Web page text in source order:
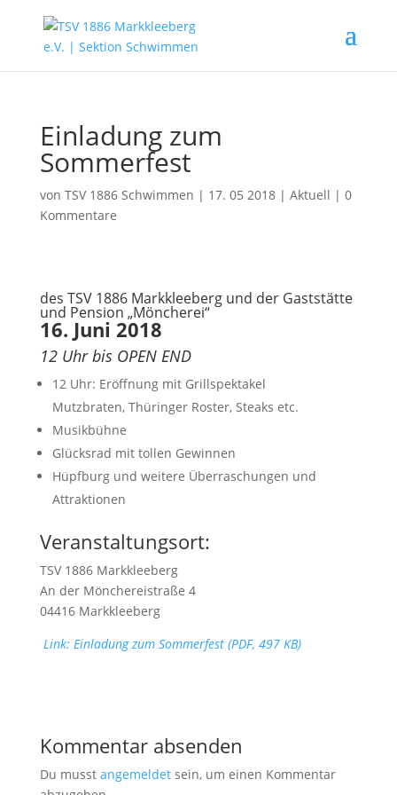
Einladung zum
Sommerfest
von TSV 1886 Schwimmen | 17. 05 2018| Aktuell | 0
Kommentare
des TSV 1886 Markkleeberg und der Gaststätte
und Pension „Möncherei“
16. Juni 2018
12 Uhr bis OPEN END
12 Uhr: Eröffnung mit Grillspektakel
Mutzbraten, Thüringer Roster, Steaks etc.
Musikbühne
Glücksrad mit tollen Gewinnen
Hüpfburg und weitere Überraschungen und
Attraktionen
Veranstaltungsort:
TSV 1886 Markkleeberg
An der Mönchereistraße 4
04416 Markkleeberg
Link: Einladung zum Sommerfest (PDF, 497 KB)
Kommentar absenden
Du musst angemeldetsein, um einen Kommentar